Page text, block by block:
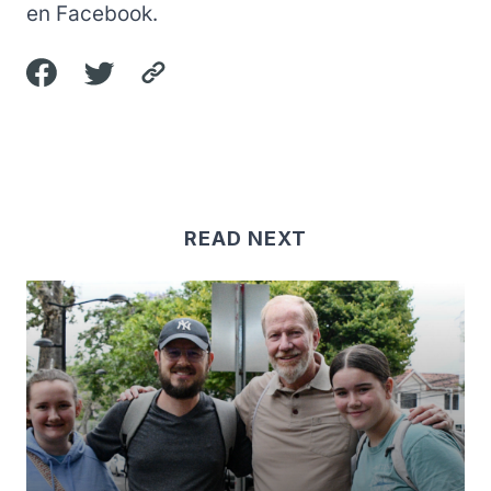
en Facebook.
READ NEXT